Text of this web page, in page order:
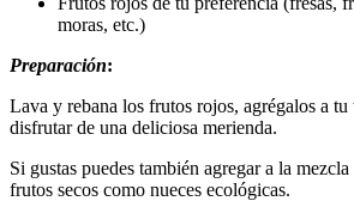
moras, etc.)
Preparación:
Lava y rebana los frutos rojos, agrégalos a
disfrutar de una deliciosa merienda.
Si gustas puedes también agregar a la
frutos secos como nueces ecológicas.